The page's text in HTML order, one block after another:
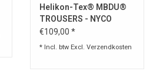
Helikon-Tex® MBDU®
TROUSERS - NYCO
RIPSTOP - MULTICAM®
€109,00 *
* Incl. btw Excl. Verzendkosten